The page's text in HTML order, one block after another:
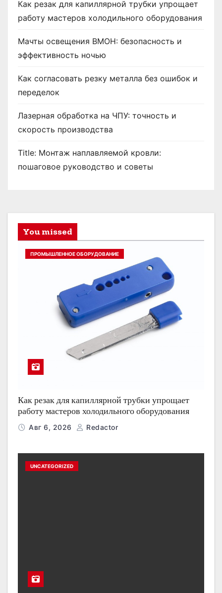
Как резак для капиллярной трубки упрощает
работу мастеров холодильного оборудования
Мачты освещения ВМОН: безопасность и
эффективность ночью
Как согласовать резку металла без ошибок и
переделок
Лазерная обработка на ЧПУ: точность и
скорость производства
Title: Монтаж наплавляемой кровли:
пошаговое руководство и советы
You missed
ПРОМЫШЛЕННОЕ ОБОРУДОВАНИЕ
Как резак для капиллярной трубки упрощает
работу мастеров холодильного оборудования
Авг 6, 2026 Redactor
UNCATEGORIZED